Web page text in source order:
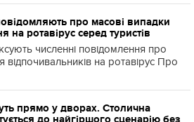
про масові випадки
на ротавірус серед туристів
численні повідомлення про
на ротавірус Про
прямо у дворах. Столична
до найгіршого сценарію без